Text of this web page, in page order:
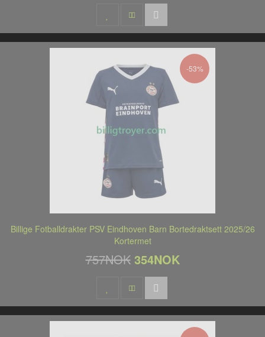
-53%
Billige Fotballdrakter PSV Eindhoven Barn Bortedraktsett 2025/26
Kortermet
757NOK 354NOK